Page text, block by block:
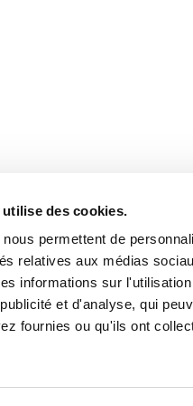
des cookies.
permettent de
relatives aux médias
informations sur
et d'analyse, qui
fournies ou qu'ils ont